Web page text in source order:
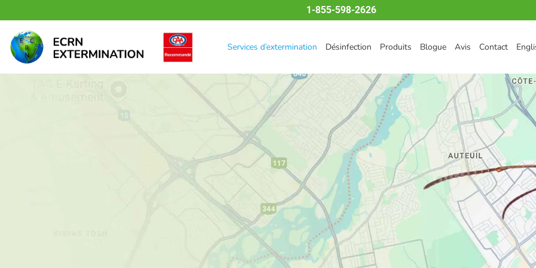
1-855-598-2626
Services d’extermination Désinfection Produits Blogue Avis Contact